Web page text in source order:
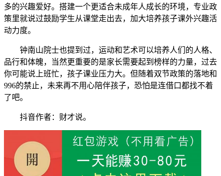
多的兴趣爱好。搭建一个更适合未成年人成长的环境，专业政
策里就说过鼓励学生从课堂走出去，加大培养孩子课外兴趣活
动力度。
钟南山院士也提到过，运动和艺术可以培养人们的人格、
品行和体魄，当然更重要的是家长需要起到榜样的力量，过去
你可能说上班忙，孩子课业压力大。但随着双节政策的落地和
996的禁止，未来再不用心陪伴孩子，恐怕是连借口都找不着
了吧。
抖音作者：财才说。